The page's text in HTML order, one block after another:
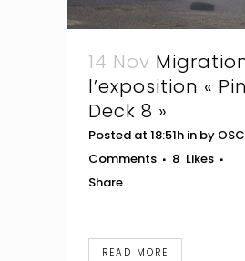
14 Nov
l’exposition «
Deck 8 »
Posted at 18:51h in by OSC
Comments
8 Likes
Share
READ MORE